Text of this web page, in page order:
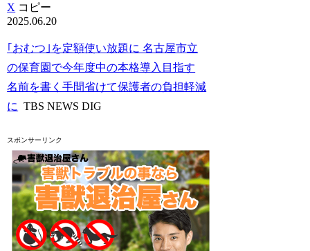
X コピー
2025.06.20
｢おむつ｣を定額使い放題に 名古屋市立
の保育園で今年度中の本格導入目指す
名前を書く手間省けて保護者の負担軽減
に TBS NEWS DIG
スポンサーリンク